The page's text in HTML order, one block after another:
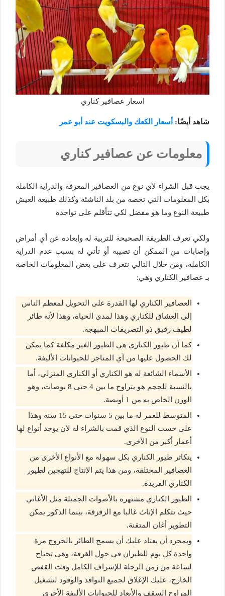
اسعار عصافير كناري
شاهد أيضًا: أسعار الكعك والبسكويت عند أبو عمر
معلومات عن عصافير كناري
يجب قبل الشراء لأي نوع من العصافير المعرفة والدراية الكاملة
بكل المعلومات التي تخصه من بلد الناشئة وكذلك طبيعة العيش
طبيعة النوع وما هو مفضل لكي تتأقلم على تواجده
ولكي تعرف الطريقة الصحيحة للتربية له وإبعاده عن أي أمراض
وإصابات من الممكن أن تصيبه أو تأتي له بسبب عدم الدراية
الكاملة، ومن خلال التالي نتعرف على بعض المعلومات الخاصة
بـ عصافير الكناري وهي:
العصافير الكناري لها القدرة على التحويل لمعظم الناس
إلى العشاق للكناري وهذا لمدى الحياة، وهذا لأنه طائر
لطيف رقيق ذو التصريفات المبهجة.
كما أن طيور الكناري هي الطيور الغير مكلفة كما يمكن
لك الحصول عليها من أي المتاجر للحيوانات الأليفة.
الأسماء الشائعة له هو الكناري أو الكناري المنزلي، أما
بالنسبة للحجم هو يتراوح ما بين 4 حتى 8 بوصات، وهو
الوزن الخاص به من 1 أونصة.
المتوسط للعمر له ما بين 5 سنوات حتى 15 سنة وهذا
على حسب النوع الذي قمت بالشراء له لان يوجد أنواع لها
أعمار أكبر من الأخرى.
يتكاثر طيور الكناري بكل سهوله مع الأنواع الأخرى من
العصافير المختلفة، ومن هذا يتم الإنتاج للتهجين لطيور
الكناري الفريدة.
الطيور الكناري مشتهره بالأصوات الجميلة مثل الأغاني
حيث تتكلم الإناث غالبا مع الزقزقة، بينما الذكور يمكن
التطوير أغان المتقنة.
وبمجرد أن يعتاد عليك أن يسمح الطائر بالخروج مرة
واحدة كل يوم للطيران في حول الغرفة، وهي تحتاج
لساعة من زمن الرحلة للإشراف الكامل وقت القفص
الخارج، عليك الإغلاق لجميع النوافذ والوقود لتشغيل
المراوح السقف والأبعاد للحيوانات الأليفة الأخرى